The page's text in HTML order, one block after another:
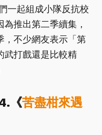
一起組成小隊反抗校
推出第二季續集，
，不少網友表示「第
武打戲還是比較精
《苦盡柑來遇